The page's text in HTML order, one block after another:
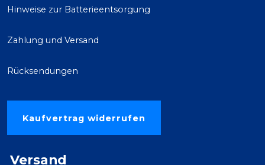
Hinweise zur Batterieentsorgung
Zahlung und Versand
Rücksendungen
Kaufvertrag widerrufen
Versand